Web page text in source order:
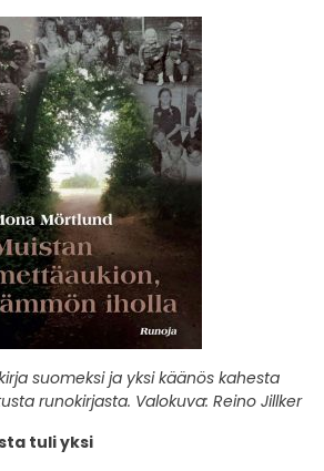
suomeksi ja yksi käänös kahesta
runokirjasta. Valokuva: Reino Jillker
tuli yksi